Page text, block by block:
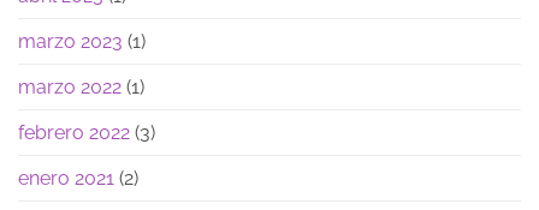
marzo 2023 (1)
marzo 2022 (1)
febrero 2022 (3)
enero 2021 (2)